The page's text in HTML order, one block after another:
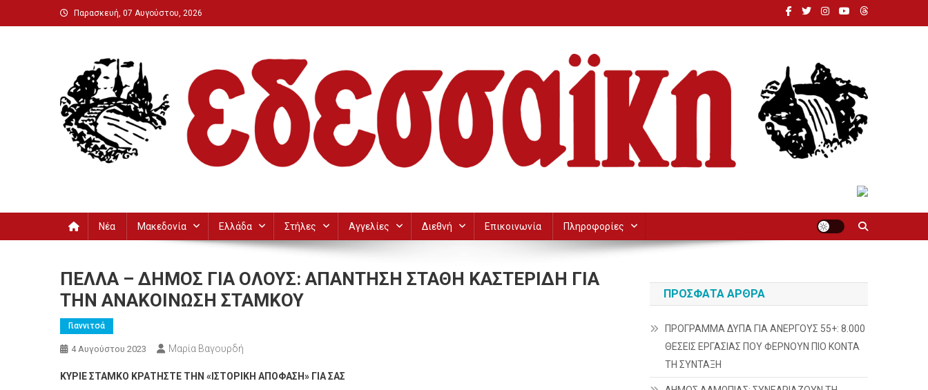
Μεταπηδήστε
στο
Παρασκευή, 07 Αυγούστου, 2026
Νέα Μακεδονία Ελλάδα Στήλες Αγγελίες Διεθνή Επικοινωνία Πληροφορίες
ΠΕΛΛΑ – ΔΗΜΟΣ ΓΙΑ ΟΛΟΥΣ: ΑΠΑΝΤΗΣΗ ΣΤΑΘΗ ΚΑΣΤΕΡΙΔΗ ΓΙΑ
ΤΗΝ ΑΝΑΚΟΙΝΩΣΗ ΣΤΑΜΚΟΥ
Γιαννιτσά
4 Αυγούστου 2023 Μαρία Βαγουρδή
ΚΥΡΙΕ ΣΤΑΜΚΟ ΚΡΑΤΗΣΤΕ ΤΗΝ «ΙΣΤΟΡΙΚΗ ΑΠΟΦΑΣΗ» ΓΙΑ ΣΑΣ
ΠΡΌΣΦΑΤΑ ΆΡΘΡΑ
ΠΡΟΓΡΑΜΜΑ ΔΥΠΑ ΓΙΑ ΑΝΕΡΓΟΥΣ 55+: 8.000
ΘΕΣΕΙΣ ΕΡΓΑΣΙΑΣ ΠΟΥ ΦΕΡΝΟΥΝ ΠΙΟ ΚΟΝΤΑ
ΤΗ ΣΥΝΤΑΞΗ